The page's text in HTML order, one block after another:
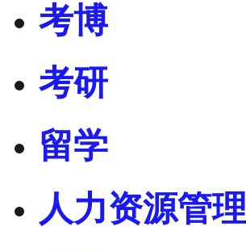
考博
考研
留学
人力资源管理